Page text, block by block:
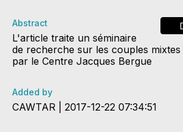
Abstract
L'article traite un séminaire
de recherche sur les couples
par le Centre Jacques Bergue
Added by
CAWTAR | 2017-12-22 07:34:51